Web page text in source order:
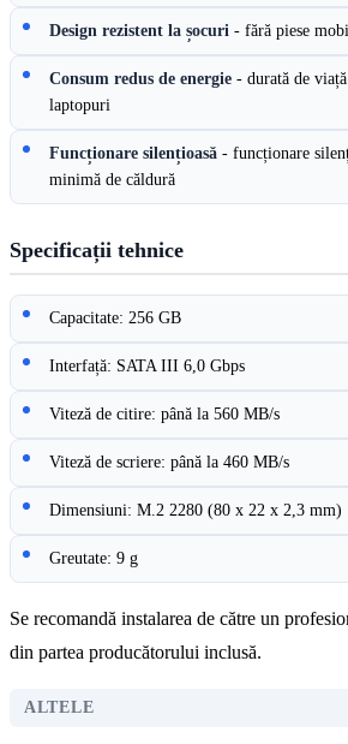
Design rezistent la șocuri - fără piese
Consum redus de energie - durată de
laptopuri
Funcționare silențioasă - funcționare
minimă de căldură
Specificații tehnice
Capacitate: 256 GB
Interfață: SATA III 6,0 Gbps
Viteză de citire: până la 560 MB/s
Viteză de scriere: până la 460 MB/s
Dimensiuni: M.2 2280 (80 x 22 x 2,3 mm)
Greutate: 9 g
Se recomandă instalarea de către un
din partea producătorului inclusă.
ALTELE